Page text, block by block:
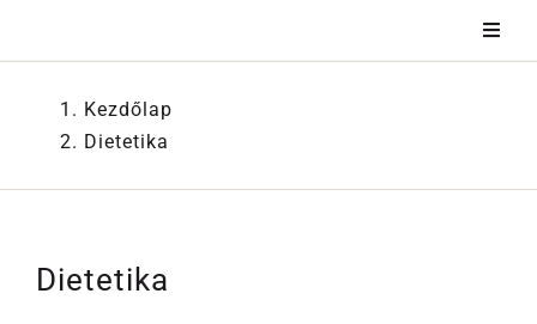
Kezdőlap
Dietetika
Dietetika